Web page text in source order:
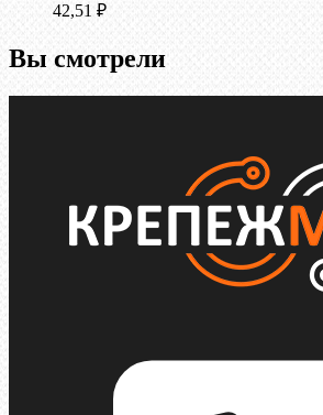
42,51 ₽
Вы смотрели